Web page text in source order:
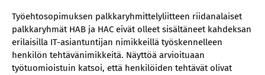
Työehtosopimuksen palkkaryhmittelyliitteen riidanalaiset
palkkaryhmät HAB ja HAC eivät olleet sisältäneet kahdeksan
erilaisilla IT-asiantuntijan nimikkeillä työskennelleen
henkilön tehtävänimikkeitä. Näyttöä arvioituaan
työtuomioistuin katsoi, että henkilöiden tehtävät olivat